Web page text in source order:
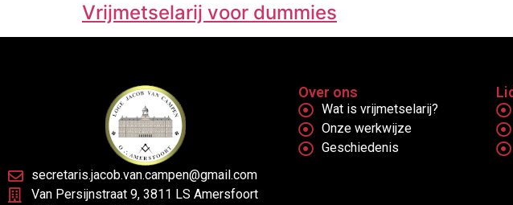
Vrijmetselarij voor dummies
secretaris.jacob.van.campen@gmail.com
Van Persijnstraat 9, 3811 LS Amersfoort
Over ons
Wat is vrijmetselarij?
Onze werkwijze
Geschiedenis